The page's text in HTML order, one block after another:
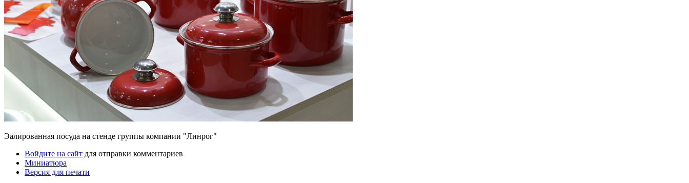
Эалированная посуда на стенде группы компании "Линрог"
Войдите на сайт для отправки комментариев
Миниатюра
Версия для печати